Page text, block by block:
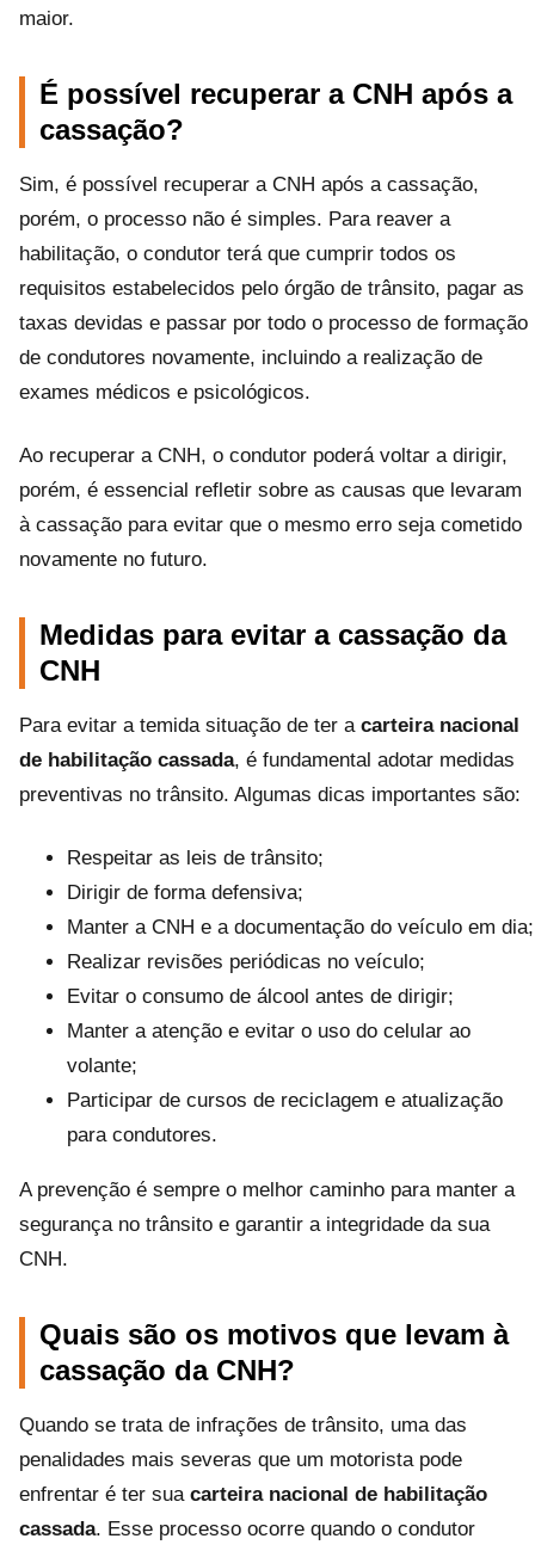
maior.
É possível recuperar a CNH após a
cassação?
Sim, é possível recuperar a CNH após a cassação,
porém, o processo não é simples. Para reaver a
habilitação, o condutor terá que cumprir todos os
requisitos estabelecidos pelo órgão de trânsito, pagar as
taxas devidas e passar por todo o processo de formação
de condutores novamente, incluindo a realização de
exames médicos e psicológicos.
Ao recuperar a CNH, o condutor poderá voltar a dirigir,
porém, é essencial refletir sobre as causas que levaram
à cassação para evitar que o mesmo erro seja cometido
novamente no futuro.
Medidas para evitar a cassação da
CNH
Para evitar a temida situação de ter a carteira nacional
de habilitação cassada, é fundamental adotar medidas
preventivas no trânsito. Algumas dicas importantes são:
Respeitar as leis de trânsito;
Dirigir de forma defensiva;
Manter a CNH e a documentação do veículo em dia;
Realizar revisões periódicas no veículo;
Evitar o consumo de álcool antes de dirigir;
Manter a atenção e evitar o uso do celular ao
volante;
Participar de cursos de reciclagem e atualização
para condutores.
A prevenção é sempre o melhor caminho para manter a
segurança no trânsito e garantir a integridade da sua
CNH.
Quais são os motivos que levam à
cassação da CNH?
Quando se trata de infrações de trânsito, uma das
penalidades mais severas que um motorista pode
enfrentar é ter sua carteira nacional de habilitação
cassada. Esse processo ocorre quando o condutor